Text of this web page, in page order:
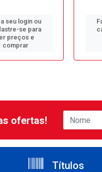
seu login ou
se para
preços e
comprar
ofertas!
Títulos